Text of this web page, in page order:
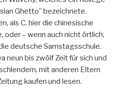
Ghetto” bezeichnete.
als C. hier die chinesische
– wenn auch nicht örtlich,
deutsche Samstagsschule.
neun bis zwölf Zeit für sich und
mit anderen Eltern
kaufen und lesen.